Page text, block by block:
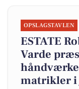
OPSLAGSTAVLEN
ESTATE
Varde
matrikler i